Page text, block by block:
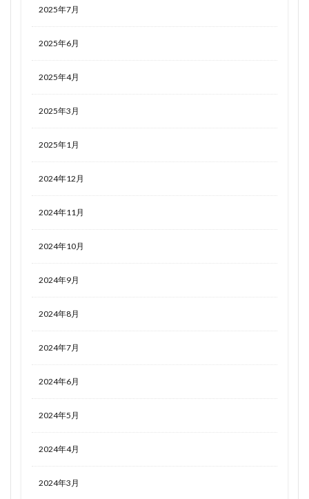
2025年7月
2025年6月
2025年4月
2025年3月
2025年1月
2024年12月
2024年11月
2024年10月
2024年9月
2024年8月
2024年7月
2024年6月
2024年5月
2024年4月
2024年3月